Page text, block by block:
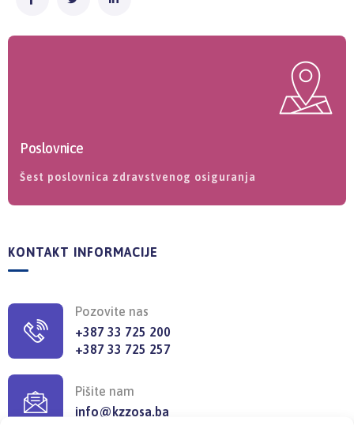
Poslovnice
Šest poslovnica zdravstvenog osiguranja
KONTAKT INFORMACIJE
Pozovite nas
+387 33 725 200
+387 33 725 257
Pišite nam
info@kzzosa.ba